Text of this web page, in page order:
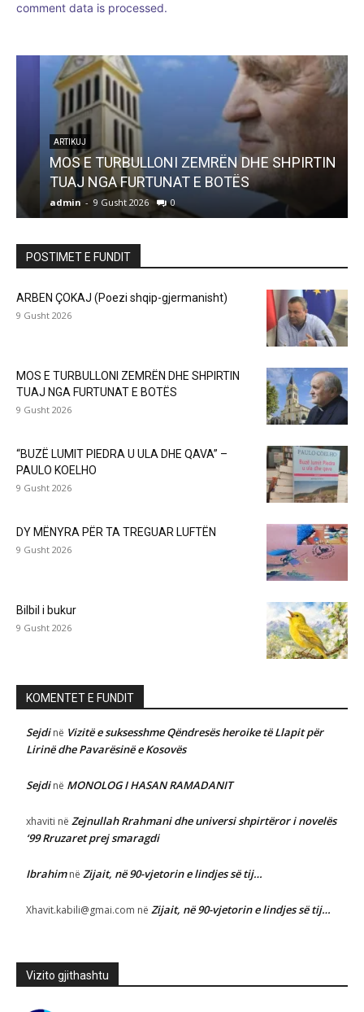
comment data is processed.
ARTIKUJ
MOS E TURBULLONI ZEMRËN DHE SHPIRTIN
TUAJ NGA FURTUNAT E BOTËS
admin - 9 Gusht 2026 0
POSTIMET E FUNDIT
ARBEN ÇOKAJ (Poezi shqip-gjermanisht)
9 Gusht 2026
MOS E TURBULLONI ZEMRËN DHE SHPIRTIN
TUAJ NGA FURTUNAT E BOTËS
9 Gusht 2026
“BUZË LUMIT PIEDRA U ULA DHE QAVA” –
PAULO KOELHO
9 Gusht 2026
DY MËNYRA PËR TA TREGUAR LUFTËN
9 Gusht 2026
Bilbil i bukur
9 Gusht 2026
KOMENTET E FUNDIT
Sejdinë Vizitë e suksesshme Qëndresës heroike të Llapit për
Lirinë dhe Pavarësinë e Kosovës
Sejdinë MONOLOG I HASAN RAMADANIT
xhaviti në Zejnullah Rrahmani dhe universi shpirtëror i novelës
‘99 Rruzaret prej smaragdi
Ibrahimnë Zijait, në 90-vjetorin e lindjes së tij…
Xhavit.kabili@gmai.com në Zijait, në 90-vjetorin e lindjes së tij…
Vizito gjithashtu